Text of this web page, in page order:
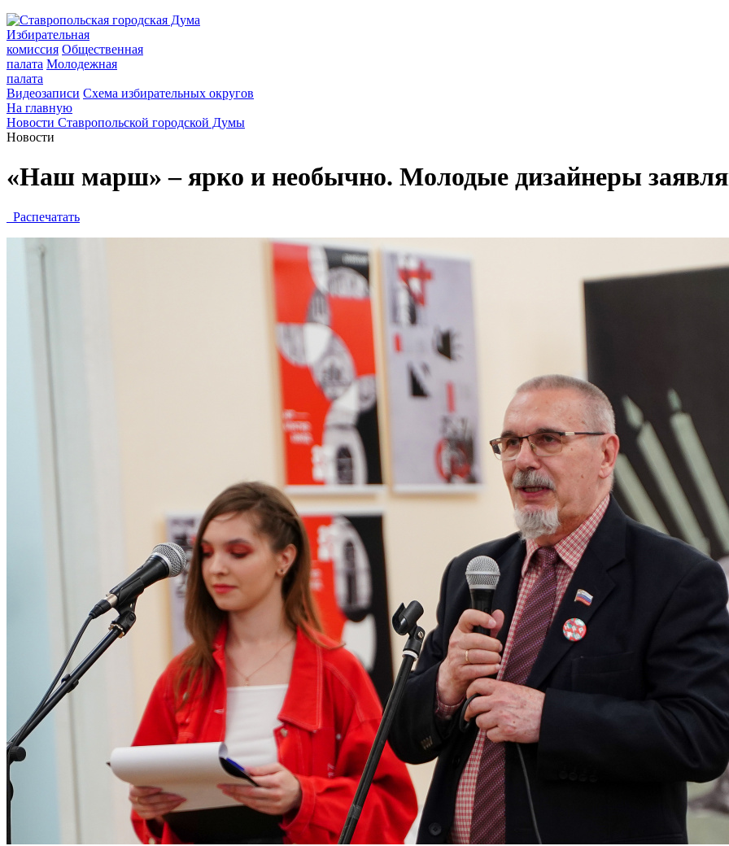
Избирательная
комиссия Общественная
палата Молодежная
палата
Видеозаписи Схема избирательных округов
На главную
Новости Ставропольской городской Думы
Новости
«Наш марш» – ярко и необычно. Молодые дизайнеры
Распечатать